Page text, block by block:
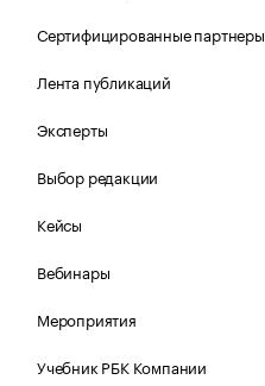
Сертифицированные партнеры
Лента публикаций
Эксперты
Выбор редакции
Кейсы
Вебинары
Мероприятия
Учебник РБК Компании